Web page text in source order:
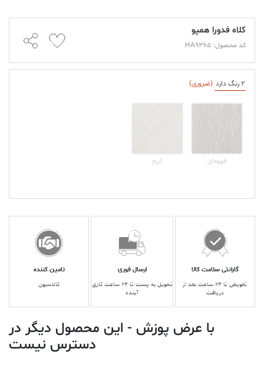
کلاه فدورا همپو
کد محصول: HA9365
2 رنگ دارد (ضروری)
قهوه‌ای کرم
گارانتی سلامت کالا
تعویض تا ۲۴ ساعت بعد از
دریافت
ارسال فوری
تحویل به پست تا ۲۴ ساعت کاری
آینده
تامین کننده
کالاسیون
با عرض پوزش - این محصول دیگر در
دسترس نیست